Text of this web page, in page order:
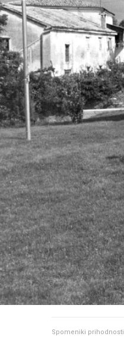
Spomeniki prihodnosti